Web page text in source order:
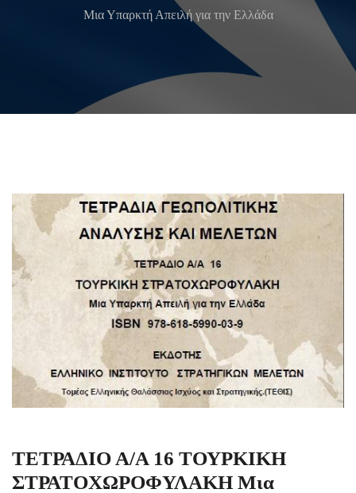
Μια Υπαρκτή Απειλή για την Ελλάδα
ΤΕΤΡΑΔΙΟ Α/Α 16 ΤΟΥΡΚΙΚΗ
ΣΤΡΑΤΟΧΩΡΟΦΥΛΑΚΗ Μια